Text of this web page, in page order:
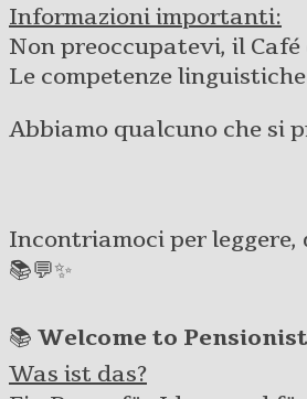
Informazioni importanti:
Non preoccupatevi, il
Le competenze
Abbiamo qualcuno che si
Incontriamoci per
📚💬✨
📚 Welcome to
Was ist das?